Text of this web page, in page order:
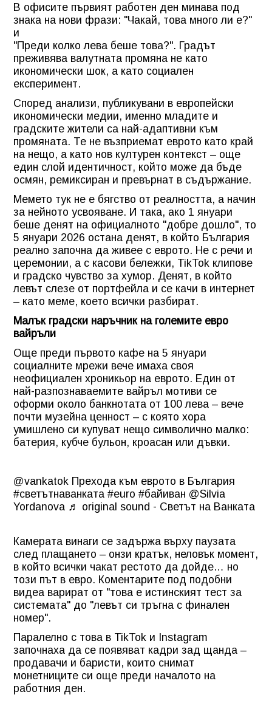
В офисите първият работен ден минава под
знака на нови фрази: "Чакай, това много ли е?"
и
"Преди колко лева беше това?". Градът
преживява валутната промяна не като
икономически шок, а като социален
експеримент.
Според анализи, публикувани в европейски
икономически медии, именно младите и
градските жители са най-адаптивни към
промяната. Те не възприемат еврото като край
на нещо, а като нов културен контекст – още
един слой идентичност, който може да бъде
осмян, ремиксиран и превърнат в съдържание.
Мемето тук не е бягство от реалността, а начин
за нейното усвояване. И така, ако 1 януари
беше денят на официалното "добре дошло", то
5 януари 2026 остана денят, в който България
реално започна да живее с еврото. Не с речи и
церемонии, а с касови бележки, TikTok клипове
и градско чувство за хумор. Денят, в който
левът слезе от портфейла и се качи в интернет
– като меме, което всички разбират.
Малък градски наръчник на големите евро
вайръли
Още преди първото кафе на 5 януари
социалните мрежи вече имаха своя
неофициален хроникьор на еврото. Един от
най-разпознаваемите вайръл мотиви се
оформи около банкнотата от 100 лева – вече
почти музейна ценност – с която хора
умишлено си купуват нещо символично малко:
батерия, кубче бульон, кроасан или дъвки.
@vankatok Прехода към еврото в България
#светътнаванката #euro #байиван @Silvia
Yordanova ♬ original sound - Светът на Ванката
Камерата винаги се задържа върху паузата
след плащането – онзи кратък, неловък момент,
в който всички чакат рестото да дойде… но
този път в евро. Коментарите под подобни
видеа варират от "това е истинският тест за
системата" до "левът си тръгна с финален
номер".
Паралелно с това в TikTok и Instagram
започнаха да се появяват кадри зад щанда –
продавачи и баристи, които снимат
монетниците си още преди началото на
работния ден.